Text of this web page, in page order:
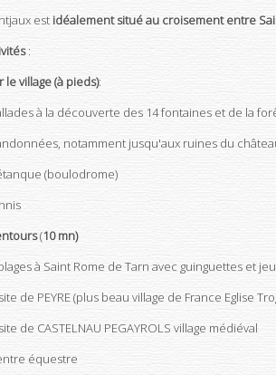
est idéalement situé au croisement entre
:
le village (à pieds):
à la découverte des 14 fontaines et de la
notamment jusqu'aux ruines du
(boulodrome)
(10 mn)
plages à Saint Rome de Tarn avec guinguettes et
de PEYRE (plus beau village de France Eglise
de CASTELNAU PEGAYROLS village médiéval
équestre